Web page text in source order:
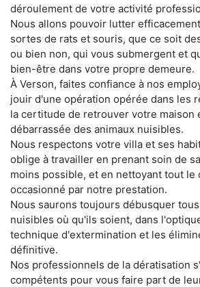
déroulement de votre activité
Nous allons pouvoir lutter
sortes de rats et souris, que ce soit
ou bien non, qui vous submergent et
bien-être dans votre propre demeure.
À Verson, faites confiance à nos
jouir d'une opération opérée dans les
la certitude de retrouver votre maison
débarrassée des animaux nuisibles.
Nous respectons votre villa et ses
oblige à travailler en prenant soin de
moins possible, et en nettoyant tout le
occasionné par notre prestation.
Nous saurons toujours débusquer
nuisibles où qu'ils soient, dans
technique d'extermination et les
définitive.
Nos professionnels de la dératisation
compétents pour vous faire part de